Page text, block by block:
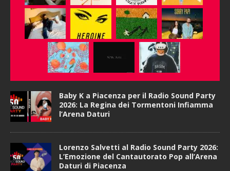
Baby K a Piacenza per il Radio Sound Party
2026: La Regina dei Tormentoni Infiamma
l’Arena Daturi
Lorenzo Salvetti al Radio Sound Party 2026:
L’Emozione del Cantautorato Pop all’Arena
Daturi di Piacenza